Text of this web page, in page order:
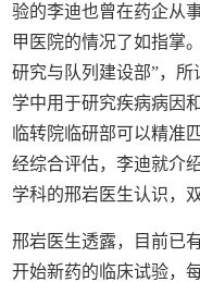
验的李迪也曾在药企从
甲医院的情况了如指掌
研究与队列建设部”，所
学中用于研究疾病病因
临转院临研部可以精准
经综合评估，李迪就介
学科的邢岩医生认识，
邢岩医生透露，目前已
开始新药的临床试验，